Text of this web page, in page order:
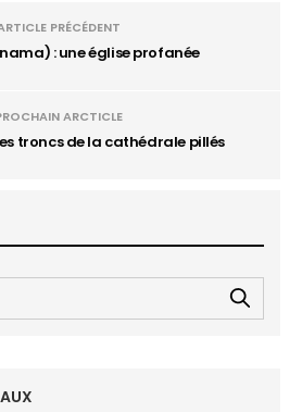
PRÉCÉDENT
: une église profanée
ARCTICLE
troncs de la cathédrale pillés